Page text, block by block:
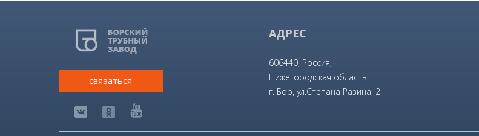
связаться
АДРЕС
606440, Россия,
Нижегородская область
г. Бор, ул.Степана Разина, 2